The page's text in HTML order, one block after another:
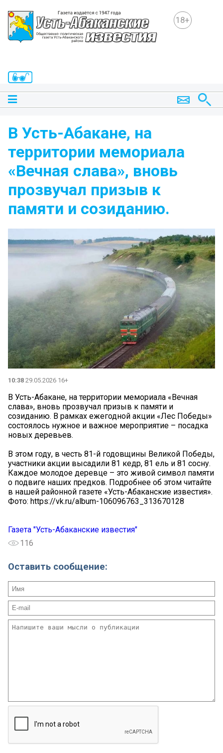
18+
В Усть-Абакане, на
территории мемориала
«Вечная слава», вновь
прозвучал призыв к
памяти и созиданию.
10:38 29.05.2026 16+
В Усть-Абакане, на территории мемориала «Вечная
слава», вновь прозвучал призыв к памяти и
созиданию. В рамках ежегодной акции «Лес Победы»
состоялось нужное и важное мероприятие – посадка
новых деревьев.
В этом году, в честь 81-й годовщины Великой Победы,
участники акции высадили 81 кедр, 81 ель и 81 сосну.
Каждое молодое деревце – это живой символ памяти
о подвиге наших предков. Подробнее об этом читайте
в нашей районной газете «Усть-Абаканские известия».
Фото: https://vk.ru/album-106096763_313670128
Газета "Усть-Абаканские известия"
116
Оставить сообщение: